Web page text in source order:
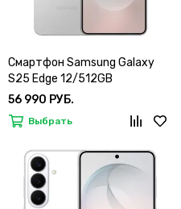
Смартфон Samsung Galaxy
S25 Edge 12/512GB
56 990 РУБ.
Выбрать